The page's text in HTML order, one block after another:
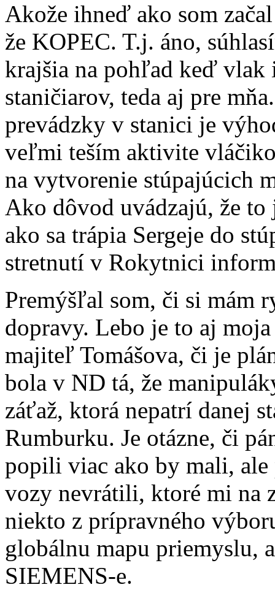
Akože ihneď ako som
že KOPEC. T.j. áno,
krajšia na pohľad keď vlak
staničiarov, teda aj pre
prevádzky v stanici je
veľmi teším aktivite
na vytvorenie stúpajúcich
Ako dôvod uvádzajú, že
ako sa trápia Sergeje do
stretnutí v Rokytnici
Premýšľal som, či si mám
dopravy. Lebo je to aj
majiteľ Tomášova, či je
bola v ND tá, že
záťaž, ktorá nepatrí danej
Rumburku. Je otázne, či
popili viac ako by mali, ale
vozy nevrátili, ktoré mi na
niekto z prípravného
globálnu mapu priemyslu,
SIEMENS-e.